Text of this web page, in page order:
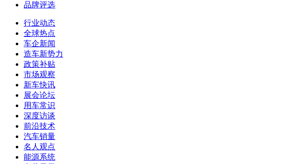
品牌评选
行业动态
全球热点
车企新闻
造车新势力
政策补贴
市场观察
新车快讯
展会论坛
用车常识
深度访谈
前沿技术
汽车销量
名人观点
能源系统